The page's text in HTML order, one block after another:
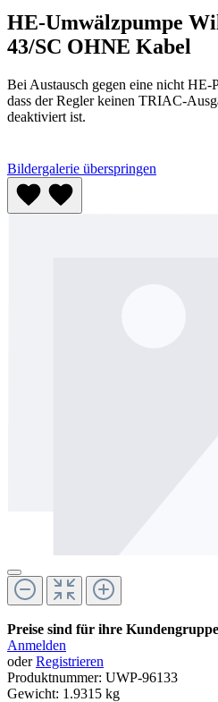
HE-Umwälzpumpe
43/SC OHNE Kabel
Bei Austausch gegen eine nicht HE-
dass der Regler keinen TRIAC-
deaktiviert ist.
Bildergalerie überspringen
Preise sind für ihre
Anmelden
oderRegistrieren
Produktnummer: UWP-96133
Gewicht: 1.9315 kg